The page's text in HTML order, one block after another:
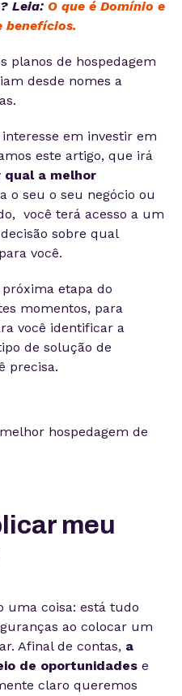
Leia: O que é Domínio e
benefícios.
planos de hospedagem
desde nomes a
em investir em
este artigo, que irá
a melhor
o seu o seu negócio ou
você terá acesso a um
sobre qual
você.
etapa do
momentos, para
você identificar a
de solução de
precisa.
hospedagem de
meu
uma coisa: está tudo
ao colocar um
Afinal de contas, a
de oportunidades e
claro queremos